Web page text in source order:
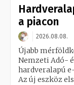
a piacon
2026.08.08.
Újabb
Nemzeti Adó-
hardveralapú
Az új eszköz